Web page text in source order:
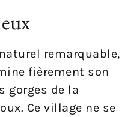
remarquable,
fièrement son
gorges de la
Ce village ne se